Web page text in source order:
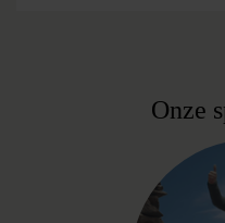
Onze